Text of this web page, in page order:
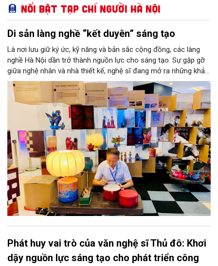
Nổi bật Tạp chí Người Hà Nội
Di sản làng nghề “kết duyên” sáng tạo
Là nơi lưu giữ ký ức, kỹ năng và bản sắc cộng đồng, các làng
nghề Hà Nội dần trở thành nguồn lực cho sáng tạo. Sự gặp gỡ
giữa nghệ nhân và nhà thiết kế, nghệ sĩ đang mở ra những khả
năng phát triển mới cho thủ công đương đại trên nền tảng di
sản. Từ những cuộc “kết duyên” đầy cảm hứng ấy, Hà Nội đang
khơi thông mạch ngầm của hệ sinh thái thủ công, biến vốn cổ
thành động lực bền vững cho tương lai.
Phát huy vai trò của văn nghệ sĩ Thủ đô: Khơi
dậy nguồn lực sáng tạo cho phát triển công